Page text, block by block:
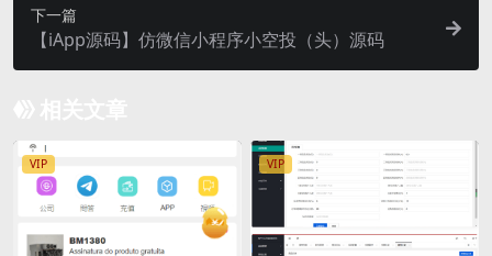
下一篇
【iApp源码】仿微信小程序小空投（头）源码
VIP VIP